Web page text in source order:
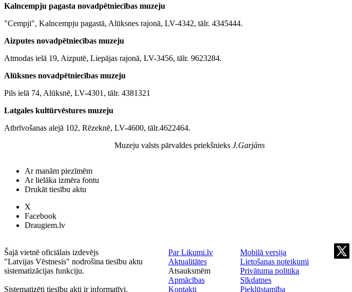
Kalncempju pagasta novadpētniecības muzeju
"Cempji", Kalncempju pagastā, Alūksnes rajonā, LV-4342, tālr. 4345444.
Aizputes novadpētniecības muzeju
Atmodas ielā 19, Aizputē, Liepājas rajonā, LV-3456, tālr. 9623284.
Alūksnes novadpētniecības muzeju
Pils ielā 74, Alūksnē, LV-4301, tālr. 4381321
Latgales kultūrvēstures muzeju
Atbrīvošanas alejā 102, Rēzeknē, LV-4600, tālr.4622464.
Muzeju valsts pārvaldes priekšnieks J.Garjāns
Ar manām piezīmēm
Ar lielāka izmēra fontu
Drukāt tiesību aktu
X
Facebook
Draugiem.lv
Šajā vietnē oficiālais izdevējs
"Latvijas Vēstnesis" nodrošina tiesību aktu
sistematizācijas funkciju.
Sistematizēti tiesību akti ir informatīvi.
Par Likumi.lv
Aktualitātes
Atsauksmēm
Apmācības
Kontakti
Mobilā versija
Lietošanas noteikumi
Privātuma politika
Sīkdatnes
Piekļūstamība